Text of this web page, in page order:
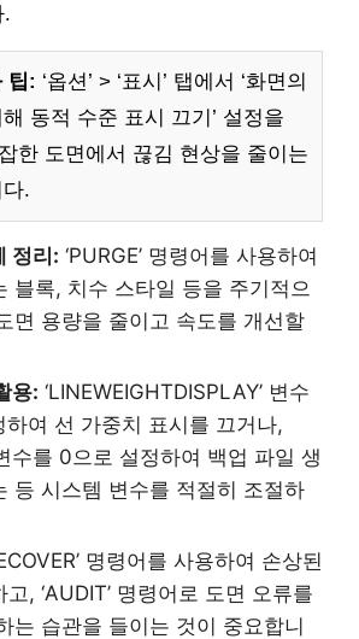
.
팁: ‘옵션’ > ‘표시’ 탭에서 ‘화면의
동적 수준 표시 끄기’ 설정을
한 도면에서 끊김 현상을 줄이는
.
정리: ‘PURGE’ 명령어를 사용하여
블록, 치수 스타일 등을 주기적으
면 용량을 줄이고 속도를 개선할
용: ‘LINEWEIGHTDISPLAY’ 변수
여 선 가중치 표시를 끄거나,
수를 0으로 설정하여 백업 파일 생
등 시스템 변수를 적절히 조절하
명령어를 사용하여 손상된
고, ‘AUDIT’ 명령어로 도면 오류를
는 습관을 들이는 것이 중요합니